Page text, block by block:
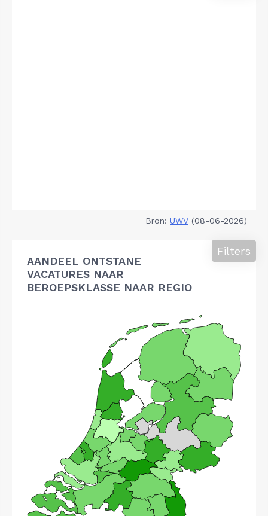
Bron: UWV (08-06-2026)
AANDEEL ONTSTANE
VACATURES NAAR
BEROEPSKLASSE NAAR REGIO
Filters